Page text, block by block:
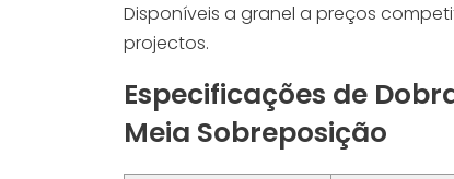
Disponíveis a granel a preços
projectos.
Especificações de
Meia Sobreposição